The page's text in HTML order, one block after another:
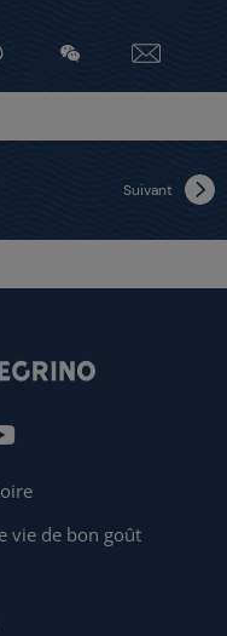
Suivant
vie de bon goût